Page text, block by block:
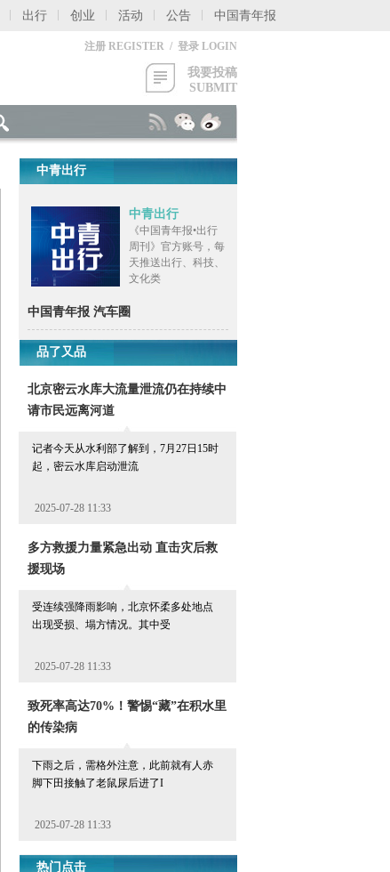
出行 创业 活动 公告 中国青年报
注册 REGISTER / 登录 LOGIN
我要投稿
SUBMIT
中青出行
中青出行
《中国青年报•出行
周刊》官方账号，每
天推送出行、科技、
文化类
中国青年报 汽车圈
品了又品
北京密云水库大流量泄流仍在持续中
请市民远离河道
记者今天从水利部了解到，7月27日15时
起，密云水库启动泄流
2025-07-28 11:33
多方救援力量紧急出动 直击灾后救
援现场
受连续强降雨影响，北京怀柔多处地点
出现受损、塌方情况。其中受
2025-07-28 11:33
致死率高达70%！警惕“藏”在积水里
的传染病
下雨之后，需格外注意，此前就有人赤
脚下田接触了老鼠尿后进了I
2025-07-28 11:33
热门点击